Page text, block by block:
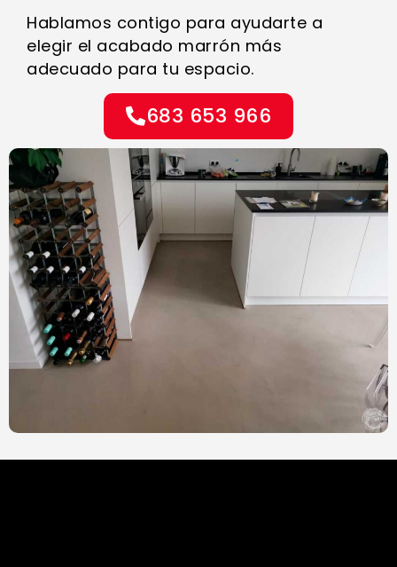
Hablamos contigo para ayudarte a
elegir el acabado marrón más
adecuado para tu espacio.
683 653 966